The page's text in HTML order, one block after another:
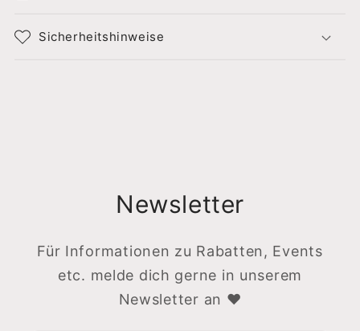
Sicherheitshinweise
Newsletter
Für Informationen zu Rabatten, Events
etc. melde dich gerne in unserem
Newsletter an ♥